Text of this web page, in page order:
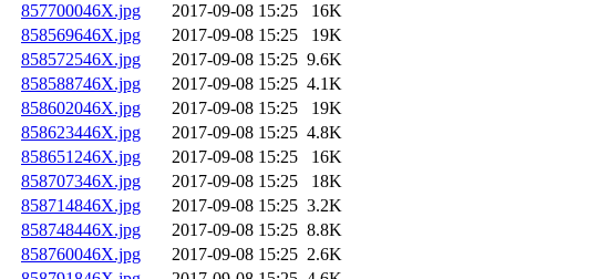
857700046X.jpg
2017-09-08 15:25
16K
858569646X.jpg
2017-09-08 15:25
19K
858572546X.jpg
2017-09-08 15:25 9.6K
858588746X.jpg
2017-09-08 15:25 4.1K
858602046X.jpg
2017-09-08 15:25
19K
858623446X.jpg
2017-09-08 15:25 4.8K
858651246X.jpg
2017-09-08 15:25
16K
858707346X.jpg
2017-09-08 15:25
18K
858714846X.jpg
2017-09-08 15:25 3.2K
858748446X.jpg
2017-09-08 15:25 8.8K
858760046X.jpg
2017-09-08 15:25 2.6K